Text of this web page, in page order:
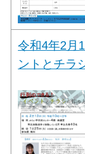
令和4年2月
ントとチラ